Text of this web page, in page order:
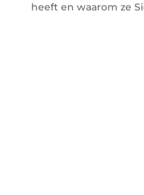
heeft en waarom ze